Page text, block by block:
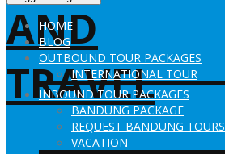
HOME
BLOG
OUTBOUND TOUR PACKAGES
INTERNATIONAL TOUR
INBOUND TOUR PACKAGES
BANDUNG PACKAGE
REQUEST BANDUNG TOURS
VACATION